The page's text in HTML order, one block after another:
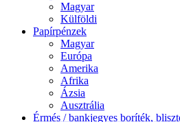
Magyar
Külföldi
Papírpénzek
Magyar
Európa
Amerika
Afrika
Ázsia
Ausztrália
Érmés / bankjegyes boríték,